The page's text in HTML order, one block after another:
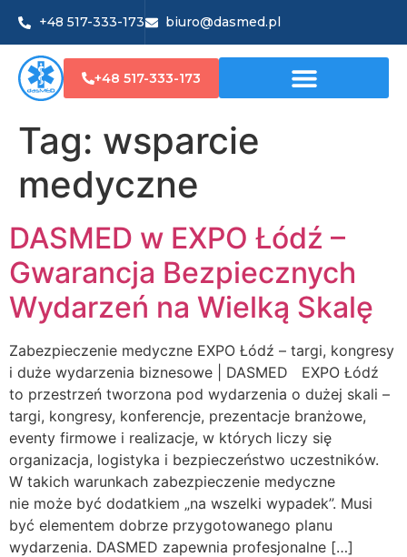
+48 517-333-173 biuro@dasmed.pl
+48 517-333-173
Tag: wsparcie
medyczne
DASMED w EXPO Łódź –
Gwarancja Bezpiecznych
Wydarzeń na Wielką Skalę
Zabezpieczenie medyczne EXPO Łódź – targi, kongresy
i duże wydarzenia biznesowe | DASMED EXPO Łódź
to przestrzeń tworzona pod wydarzenia o dużej skali –
targi, kongresy, konferencje, prezentacje branżowe,
eventy firmowe i realizacje, w których liczy się
organizacja, logistyka i bezpieczeństwo uczestników.
W takich warunkach zabezpieczenie medyczne
nie może być dodatkiem „na wszelki wypadek”. Musi
być elementem dobrze przygotowanego planu
wydarzenia. DASMED zapewnia profesjonalne […]